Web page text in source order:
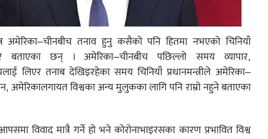
अमेरिका–चीनबीच तनाव हुनु कसैको पनि हितमा नभएको चिनियाँ
बताएका छन् । अमेरिका–चीनबीच पछिल्लो समय व्यापार,
लिएर तनाब देखिइरहेका समय चिनियाँ प्रधानमन्त्रीले अमेरिका–
विश्वका अन्य मुलुकका लागि पनि राम्रो नहुने बताएका
विवाद मात्रै गर्ने हो भने कोरोनाभाइरसका कारण प्रभावित विश्व